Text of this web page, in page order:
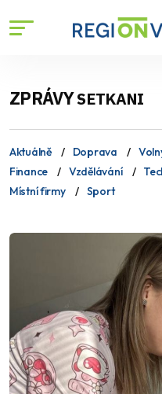
ZPRÁVYSETKANI
Aktuálně Doprava
Finance
Vzdělávání
Místní firmy
Sport